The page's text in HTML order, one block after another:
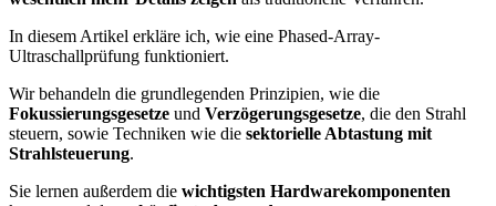
In diesem Artikel erkläre ich, wie eine Phased-Array-
Ultraschallprüfung funktioniert.
Wir behandeln die grundlegenden Prinzipien, wie die
Fokussierungsgesetze und Verzögerungsgesetze, die den Strahl
steuern, sowie Techniken wie die sektorielle Abtastung mit
Strahlsteuerung.
Sie lernen außerdem die wichtigsten Hardwarekomponenten